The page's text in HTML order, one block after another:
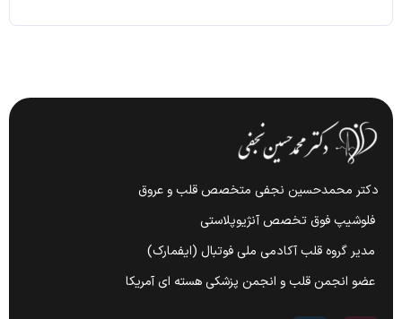
دکتر محمدحسین نجفی متخصص قلب و عروق
فلوشیپ فوق تخصص آنژیوپلاستی
مدیر گروه قلب آکادمی ملی فوتبال (ایفمارک)
عضو انجمن قلب و انجمن پزشکی هسته ای آمریکا